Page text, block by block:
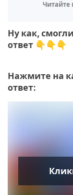
Читайте
Ну как,
ответ 👇👇👇
Нажмите на
ответ: